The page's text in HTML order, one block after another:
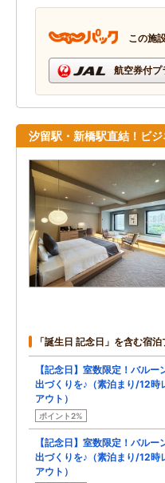
この施
航空券付プ
汐留駅・新橋駅直結！ビジ
「誕生日 記念日」を含む宿
【記念日】室数限定！バルー
出づくりを♪（素泊まり/12時
アウト）
ポイント2%
【記念日】室数限定！バルー
出づくりを♪（素泊まり/12時
アウト）